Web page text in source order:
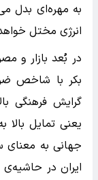
به مهره‌ای بدل
انرژی مختل
بکر با شاخص
گرایش فرهنگی
یعنی تمایل
جهانی به معنای